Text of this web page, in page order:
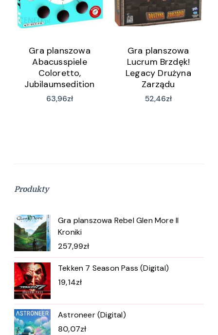
Gra planszowa
Abacusspiele
Coloretto,
Jubilaumsedition
(wersja niemiecka)
63,96zł
Gra planszowa
Lucrum Brzdęk!
Legacy Drużyna
Zarządu
52,46zł
Produkty
Gra planszowa Rebel Glen More II
Kroniki
257,99zł
Tekken 7 Season Pass (Digital)
19,14zł
Astroneer (Digital)
80,07zł